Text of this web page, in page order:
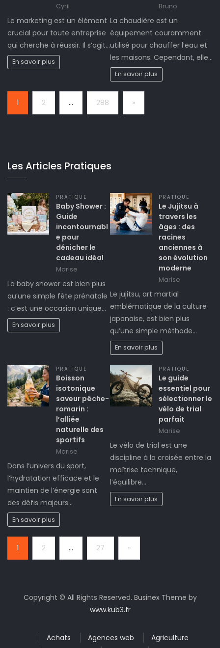
Cyril
Le marketing est un élément
crucial pour toute entreprise
qui cherche à réussir. Il s’agit…
En savoir plus
Bruno
La chaudière est un
équipement couramment
utilisé pour chauffer l’eau et
les maisons. Cependant, elle…
En savoir plus
1 2 … 288 Next
»
Les Articles Pratiques
PRATIQUE
Baby Shower :
Guide
incontournabl
e pour
dénicher le
cadeau idéal
Marise
La baby shower est bien plus
qu’une simple fête prénatale
: c’est une occasion unique…
En savoir plus
PRATIQUE
Le Jujitsu à
travers les
âges : des
racines
anciennes à
son évolution
moderne
Marise
Le jujitsu, art martial
emblématique de la culture
japonaise, est bien plus
qu’une simple méthode…
En savoir plus
PRATIQUE
Boisson
isotonique
saveur pêche-
romarin :
l’alliée
naturelle des
sportifs
Marise
Dans l’univers du sport,
l’hydratation efficace et le
maintien de l’énergie sont
des défis majeurs…
En savoir plus
PRATIQUE
Le guide
essentiel pour
sélectionner le
vélo de trial
parfait
Marise
Le vélo de trial est une
discipline à la croisée entre la
maîtrise technique,
l’équilibre…
En savoir plus
1 2 … 27 Next
»
Copyright © All Rights Reserved. Businex Theme by
www.kub3.fr
Achats Agences web
Agriculture